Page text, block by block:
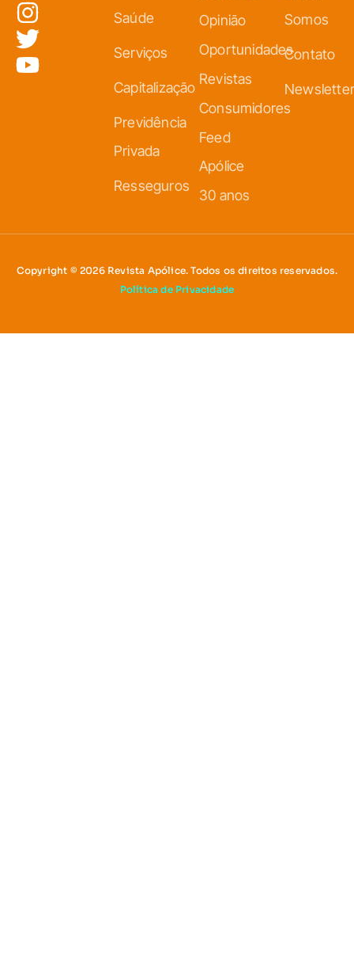
Saúde
Serviços
Capitalização
Previdência
Privada
Resseguros
Opinião
Oportunidades
Revistas
Consumidores
Feed
Apólice
30 anos
Somos
Contato
Newsletter
Copyright © 2026 Revista Apólice. Todos os direitos reservados.
Política de Privacidade